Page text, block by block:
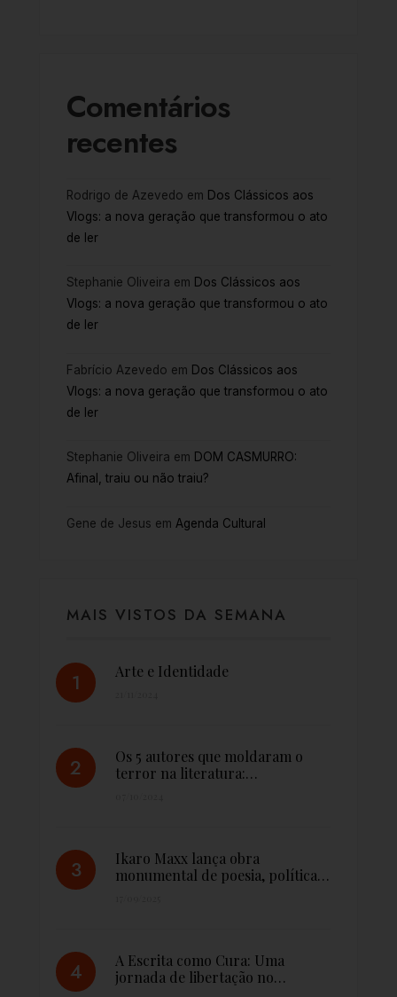
Comentários
recentes
Rodrigo de Azevedo em Dos Clássicos aos
Vlogs: a nova geração que transformou o ato
de ler
Stephanie Oliveira em Dos Clássicos aos
Vlogs: a nova geração que transformou o ato
de ler
Fabrício Azevedo em Dos Clássicos aos
Vlogs: a nova geração que transformou o ato
de ler
Stephanie Oliveira em DOM CASMURRO:
Afinal, traiu ou não traiu?
Gene de Jesus em Agenda Cultural
MAIS VISTOS DA SEMANA
Arte e Identidade
Os 5 autores que moldaram o
terror na literatura:…
Ikaro Maxx lança obra
monumental de poesia, política…
A Escrita como Cura: Uma
jornada de libertação no…